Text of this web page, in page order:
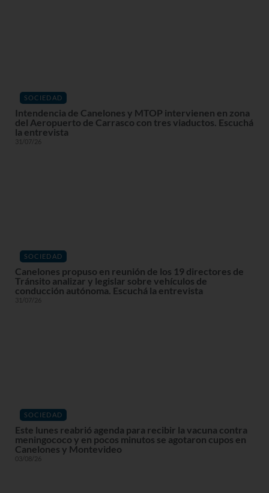
SOCIEDAD
Intendencia de Canelones y MTOP intervienen en zona
del Aeropuerto de Carrasco con tres viaductos. Escuchá
la entrevista
31/07/26
SOCIEDAD
Canelones propuso en reunión de los 19 directores de
Tránsito analizar y legislar sobre vehículos de
conducción autónoma. Escuchá la entrevista
31/07/26
SOCIEDAD
Este lunes reabrió agenda para recibir la vacuna contra
meningococo y en pocos minutos se agotaron cupos en
Canelones y Montevideo
03/08/26